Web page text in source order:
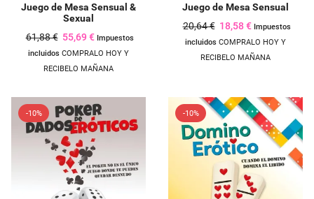
Juego de Mesa Sensual &
Sexual
61,88 € 55,69 € Impuestos
incluidos COMPRALO HOY Y
RECIBELO MAÑANA
Juego de Mesa Sensual
20,64 € 18,58 € Impuestos
incluidos COMPRALO HOY Y
RECIBELO MAÑANA
-10% -10%
Añadir a la lista de deseos
((modalTitle))
Crear lista de deseos
Nombre de la lista de deseos
Iniciar sesión